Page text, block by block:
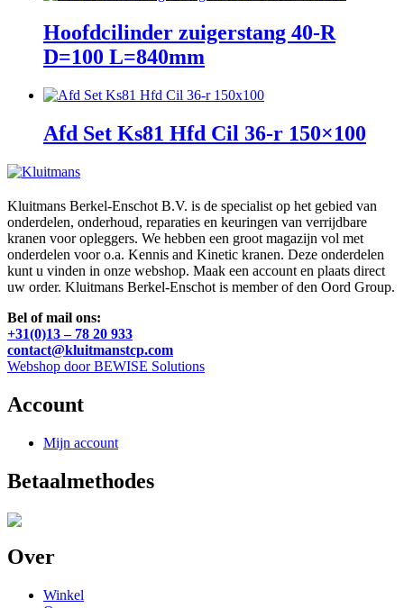
Hoofdcilinder zuigerstang 40-R
D=100 L=840mm
Afd Set Ks81 Hfd Cil 36-r 150×100
Kluitmans Berkel-Enschot B.V. is de specialist op het gebied van
onderdelen, onderhoud, reparaties en keuringen van verrijdbare
kranen voor opleggers. We hebben een groot magazijn vol met
onderdelen voor o.a. Kennis and Kinetic kranen. Deze onderdelen
kunt u vinden in onze webshop. Maak een account en plaats direct
uw order. Kluitmans Berkel-Enschot is member of den Oord Group.
Bel of mail ons:
+31(0)13 – 78 20 933
contact@kluitmanstcp.com
Webshop door BEWISE Solutions
Account
Mijn account
Betaalmethodes
Over
Winkel